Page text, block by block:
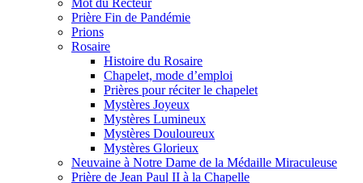
Prière Fin de Pandémie
Prions
Rosaire
Histoire du Rosaire
Chapelet, mode d’emploi
Prières pour réciter le chapelet
Mystères Joyeux
Mystères Lumineux
Mystères Douloureux
Mystères Glorieux
Neuvaine à Notre Dame de la Médaille Miraculeuse
Prière de Jean Paul II à la Chapelle